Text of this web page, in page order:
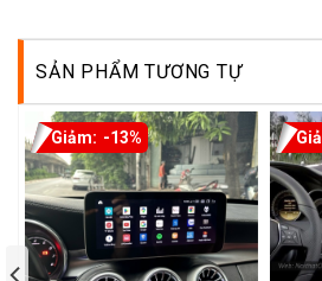
SẢN PHẨM TƯƠNG TỰ
-13%